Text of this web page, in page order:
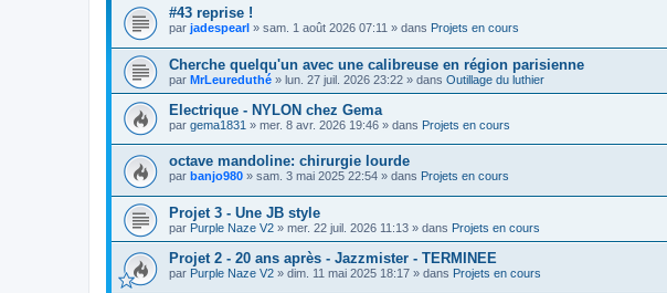
#43 reprise !
par jadespearl » sam. 1 août 2026 07:11 » dans Projets en cours
Cherche quelqu'un avec une calibreuse en région parisienne
par MrLeureduthé » lun. 27 juil. 2026 23:22 » dans Outillage du luthier
Electrique - NYLON chez Gema
par gema1831 » mer. 8 avr. 2026 19:46 » dans Projets en cours
octave mandoline: chirurgie lourde
par banjo980 » sam. 3 mai 2025 22:54 » dans Projets en cours
Projet 3 - Une JB style
par Purple Naze V2 » mer. 22 juil. 2026 11:13 » dans Projets en cours
Projet 2 - 20 ans après - Jazzmister - TERMINEE
par Purple Naze V2 » dim. 11 mai 2025 18:17 » dans Projets en cours